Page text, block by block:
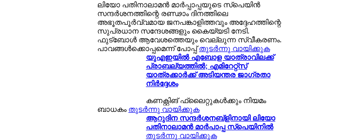
ലിയോ പതിനാലാമന്‍ മാര്‍പ്പാപ്പയുടെ സ്പെയിന്‍
സന്ദര്‍ശനത്തിന്റെ രണ്ഢാം ദിനത്തിലെ
അഭൂതപൂര്‍വ്വമായ ജനപങ്കാളിത്തവും അദ്ദേഹത്തിന്റെ
സുപ്രധാന സന്ദേശങ്ങളും കൈയ്യടി നേടി.
ഫുട്ബോള്‍ ആവേശത്തെയും വെല്ലുന്ന സ്വീകരണം.
പാവങ്ങള്‍ക്കൊപ്പമെന്ന് പോപ്പ്തുടര്‍ന്നു വായിക്കുക
യുഎഇയില്‍ എബോള യാത്രാവിലക്ക്
പ്രാബല്യത്തില്‍; എമിറേറ്റ്സ്
യാത്രക്കാര്‍ക്ക് അടിയന്തര ജാഗ്രതാ
നിര്‍ദ്ദേശം
കണക്റ്റിങ് ഫ്ലൈറ്റുകള്‍ക്കും നിയമം
ബാധകം തുടര്‍ന്നു വായിക്കുക
ആറുദിന സന്ദര്‍ശനബ്ളിനായി ലിയോ
പതിനാലാമന്‍ മാര്‍പാപ്പ സ്പെയിനില്‍
തുടര്‍ന്നു വായിക്കുക